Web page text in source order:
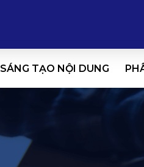
SÁNG TẠO NỘI DUNG